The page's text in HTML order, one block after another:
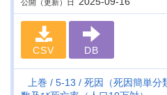
公開（更新）日
CSV DB
上巻 5-13
死因（死因簡単分